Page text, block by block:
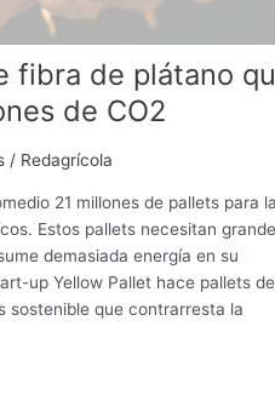
fibra de plátano
de CO2
/ Redagrícola
21 millones de pallets para
Estos pallets necesitan
demasiada energía en su
up Yellow Pallet hace pallets de
sostenible que contrarresta la